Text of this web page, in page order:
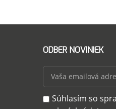
ODBER NOVINIEK
Súhlasím so